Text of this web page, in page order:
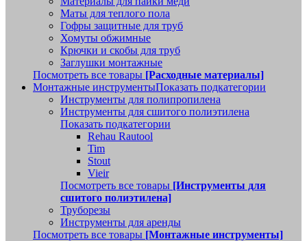
Маты для теплого пола
Гофры защитные для труб
Хомуты обжимные
Крючки и скобы для труб
Заглушки монтажные
Посмотреть все товары [Расходные материалы]
Монтажные инструментыПоказать подкатегории
Инструменты для полипропилена
Инструменты для сшитого полиэтилена
Показать подкатегории
Rehau Rautool
Tim
Stout
Vieir
Посмотреть все товары [Инструменты для
сшитого полиэтилена]
Труборезы
Инструменты для аренды
Посмотреть все товары [Монтажные инструменты]